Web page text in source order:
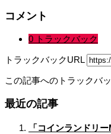
コメント
0 トラックバック
トラックバックURL
この記事へのトラックバ
最近の記事
「コインランドリ